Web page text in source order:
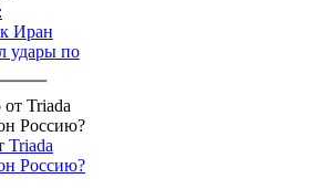
Иран
удары по
Triada
Россию?